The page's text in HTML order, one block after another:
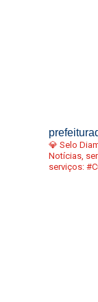
💎 Selo
Notícias,
serviços: